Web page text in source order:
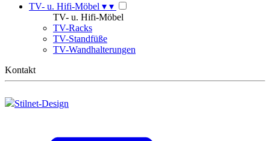
TV- u. Hifi-Möbel ▾ ▾
TV- u. Hifi-Möbel
TV-Racks
TV-Standfüße
TV-Wandhalterungen
Kontakt
Stilnet-Design